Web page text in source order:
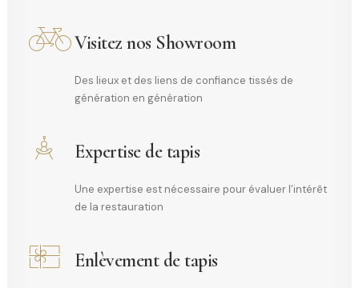
Visitez nos Showroom
Des lieux et des liens de confiance tissés de
génération en génération
Expertise de tapis
Une expertise est nécessaire pour évaluer l’intérêt
de la restauration
Enlèvement de tapis